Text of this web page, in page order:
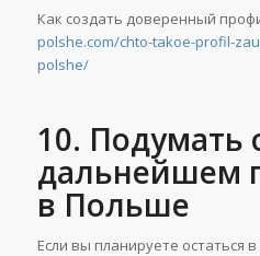
Как создать доверенный
polshe.com/chto-takoe-profil-
polshe/
10. Подумать
дальнейшем
в Польше
Если вы планируете остаться